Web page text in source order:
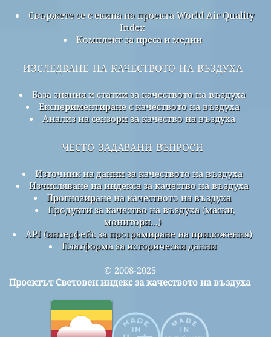
Свържете се с екипа на проекта World Air Quality
Index
Комплект за преса и медии
изследване на качеството на въздуха
База знания и статии за качеството на въздуха
Експериментиране с качеството на въздуха
Анализ на сензори за качество на въздуха
често задавани въпроси
Източник на данни за качеството на въздуха
Изчисляване на индекса за качество на въздуха
Прогнозиране на качеството на въздуха
Продукти за качество на въздуха (маски,
монитори...)
API (интерфейс за програмиране на приложения)
Платформа за исторически данни
© 2008-2025
Проектът Световен индекс за качеството на въздуха